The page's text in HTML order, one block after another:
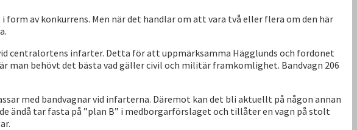
av konkurrens. Men när det handlar om att vara två eller flera om den här
centralortens infarter. Detta för att uppmärksamma Hägglunds och fordonet
man behövt det bästa vad gäller civil och militär framkomlighet. Bandvagn 206
med bandvagnar vid infarterna. Däremot kan det bli aktuellt på någon annan
ändå tar fasta på ”plan B” i medborgarförslaget och tillåter en vagn på stolt